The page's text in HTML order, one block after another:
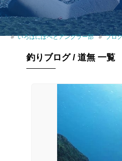
いろはにぽぺとアングラー部 ブロ
釣りブログ / 道無 一覧